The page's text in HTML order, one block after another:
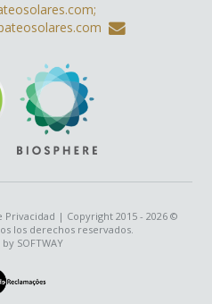
Privacidad | Copyright 2015 - 2026 ©
los derechos reservados.
by SOFTWAY